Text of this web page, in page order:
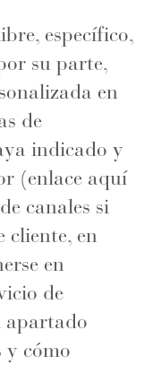
específico,
su parte,
en
de
indicado y
(enlace aquí
canales si
cliente, en
en
de
apartado
y cómo